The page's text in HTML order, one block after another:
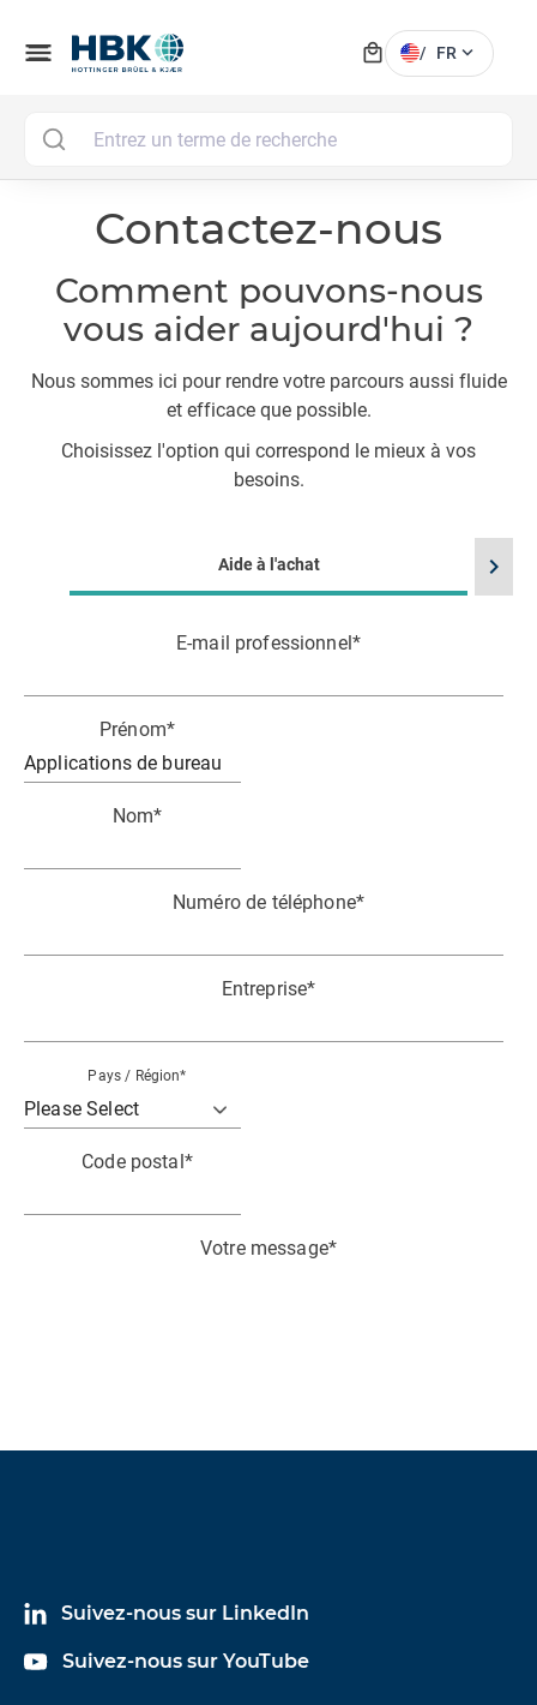
menu local_mall / FR expand_more
Contactez-nous
Comment pouvons-nous
vous aider aujourd'hui ?
Nous sommes ici pour rendre votre parcours aussi fluide
et efficace que possible.
Choisissez l'option qui correspond le mieux à vos
besoins.
Aide à l'achat
E-mail professionnel*
Prénom*
Nom*
Numéro de téléphone*
Entreprise*
Pays / Région*
Code postal*
Votre message*
chevron_right
Suivez-nous sur LinkedIn
Suivez-nous sur YouTube